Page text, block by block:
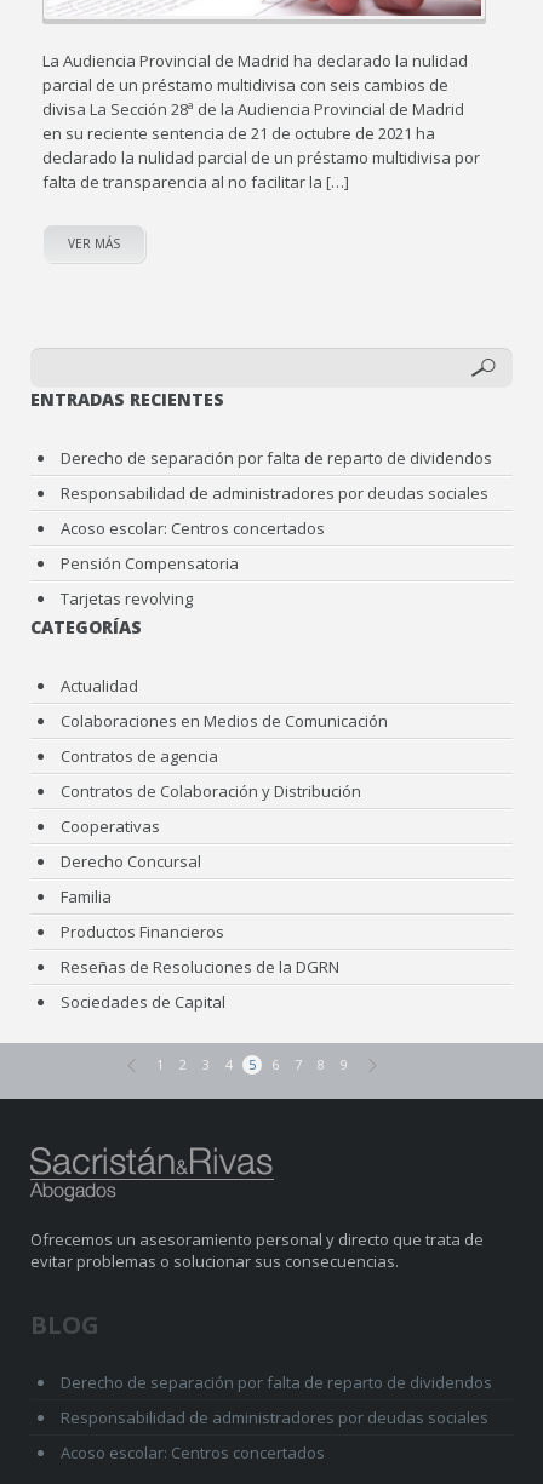
La Audiencia Provincial de Madrid ha declarado la nulidad
parcial de un préstamo multidivisa con seis cambios de
divisa La Sección 28ª de la Audiencia Provincial de Madrid
en su reciente sentencia de 21 de octubre de 2021 ha
declarado la nulidad parcial de un préstamo multidivisa por
falta de transparencia al no facilitar la […]
VER MÁS
ENTRADAS RECIENTES
Derecho de separación por falta de reparto de dividendos
Responsabilidad de administradores por deudas sociales
Acoso escolar: Centros concertados
Pensión Compensatoria
Tarjetas revolving
CATEGORÍAS
Actualidad
Colaboraciones en Medios de Comunicación
Contratos de agencia
Contratos de Colaboración y Distribución
Cooperativas
Derecho Concursal
Familia
Productos Financieros
Reseñas de Resoluciones de la DGRN
Sociedades de Capital
1 2 3 4 5 6 7 8 9
Ofrecemos un asesoramiento personal y directo que trata de
evitar problemas o solucionar sus consecuencias.
BLOG
Derecho de separación por falta de reparto de dividendos
Responsabilidad de administradores por deudas sociales
Acoso escolar: Centros concertados